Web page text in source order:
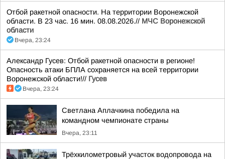
Отбой ракетной опасности. На территории Воронежской
области. В 23 час. 16 мин. 08.08.2026.// МЧС Воронежской
области
Вчера, 23:24
Александр Гусев: Отбой ракетной опасности в регионе!
Опасность атаки БПЛА сохраняется на всей территории
Воронежской области!// Гусев
Вчера, 23:24
Светлана Аплачкина победила на
командном чемпионате страны
Вчера, 23:11
Трёхкилометровый участок водопровода на